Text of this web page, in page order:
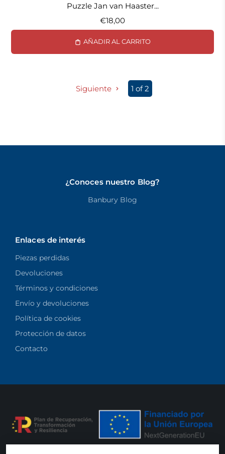
Puzzle Jan van Haaster...
€18,00
AÑADIR AL CARRITO
Siguiente 1 of 2
¿Conoces nuestro Blog?
Banbury Blog
Enlaces de interés
Piezas perdidas
Devoluciones
Términos y condiciones
Envío y devoluciones
Política de cookies
Protección de datos
Contacto